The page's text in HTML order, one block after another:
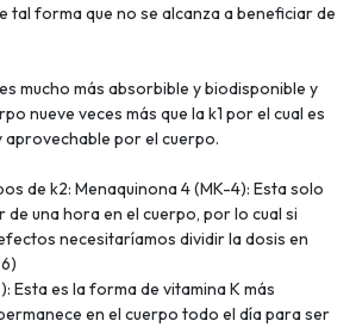
tal forma que no se alcanza a beneficiar de
mucho más absorbible y biodisponible y
nueve veces más que la k1 por el cual es
aprovechable por el cuerpo.
de k2: Menaquinona 4 (MK-4): Esta solo
una hora en el cuerpo, por lo cual si
necesitaríamos dividir la dosis en
Esta es la forma de vitamina K más
en el cuerpo todo el día para ser